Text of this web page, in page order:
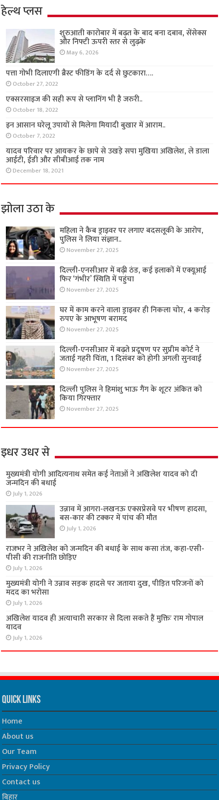
हेल्थ प्लस
शुरुआती कारोबार में बढ़त के बाद बना दबाव, सेंसेक्स
और निफ्टी ऊपरी स्तर से लुढ़के
May 6, 2026
पत्ता गोभी दिलाएगी ब्रैस्ट फीडिंग के दर्द से छुटकारा….
October 27, 2022
एक्सरसाइज की सही रूप से प्लानिंग भी है जरुरी..
October 18, 2022
इन आसान घरेलू उपायों से मिलेगा मियादी बुखार में आराम..
October 7, 2022
यादव परिवार पर आयकर के छापे से उखड़े सपा मुखिया अखिलेश, ले डाला
आईटी, ईडी और सीबीआई तक नाम
December 18, 2021
झोला उठा के
महिला ने कैब ड्राइवर पर लगाए बदसलूकी के आरोप,
पुलिस ने लिया संज्ञान..
November 27, 2025
दिल्ली-एनसीआर में बढ़ी ठंड, कई इलाकों में एक्यूआई
फिर ‘गंभीर’ स्थिति में पहुंचा
November 27, 2025
घर में काम करने वाला ड्राइवर ही निकला चोर, 4 करोड़
रुपए के आभूषण बरामद
November 27, 2025
दिल्ली-एनसीआर में बढ़ते प्रदूषण पर सुप्रीम कोर्ट ने
जताई गहरी चिंता, 1 दिसंबर को होगी अगली सुनवाई
November 27, 2025
दिल्ली पुलिस ने हिमांशु भाऊ गैंग के शूटर अंकित को
किया गिरफ्तार
November 27, 2025
इधर उधर से
मुख्यमंत्री योगी आदित्यनाथ समेत कई नेताओं ने अखिलेश यादव को दी
जन्मदिन की बधाई
July 1, 2026
उन्नाव में आगरा-लखनऊ एक्सप्रेसवे पर भीषण हादसा,
बस-कार की टक्कर में पांच की मौत
July 1, 2026
राजभर ने अखिलेश को जन्मदिन की बधाई के साथ कसा तंज, कहा-एसी-
पीसी की राजनीति छोड़िए
July 1, 2026
मुख्यमंत्री योगी ने उन्नाव सड़क हादसे पर जताया दुख, पीड़ित परिजनों को
मदद का भरोसा
July 1, 2026
अखिलेश यादव ही अत्याचारी सरकार से दिला सकते हैं मुक्तिः राम गोपाल
यादव
July 1, 2026
Quick Links
Home
About us
Our Team
Privacy Policy
Contact us
बिहार